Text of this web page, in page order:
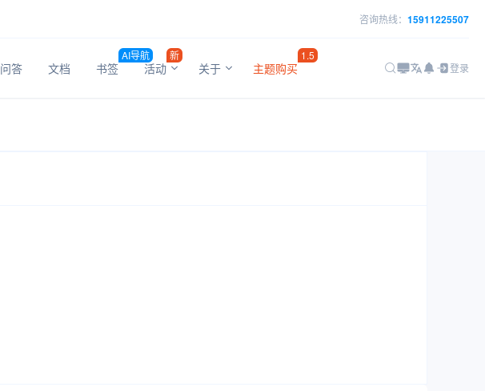
咨询热线： 15911225507
问答 文档 书签
AI导航
活动
新
关于 主题购买
1.5
登录